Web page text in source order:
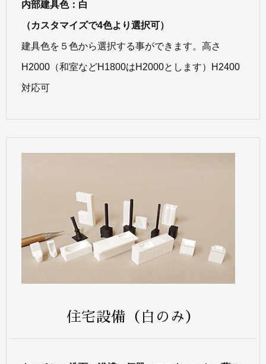
内部建具色：白
（カスタマイズで4色より選択可）
建具色を５色から選択する事ができます。高さ
H2000（和室などH1800はH2000とします）H2400
対応可
住宅設備（白のみ）